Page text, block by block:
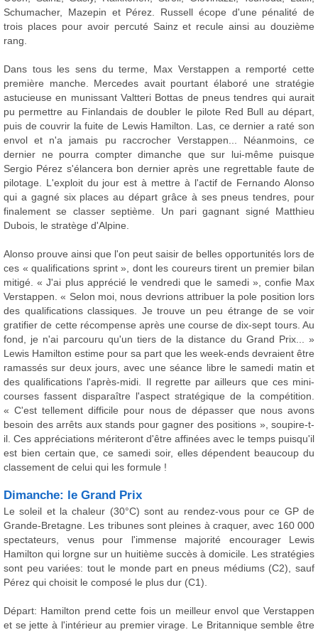
Schumacher, Mazepin et Pérez. Russell écope d'une pénalité de
trois places pour avoir percuté Sainz et recule ainsi au douzième
rang.
Dans tous les sens du terme, Max Verstappen a remporté cette
première manche. Mercedes avait pourtant élaboré une stratégie
astucieuse en munissant Valtteri Bottas de pneus tendres qui aurait
pu permettre au Finlandais de doubler le pilote Red Bull au départ,
puis de couvrir la fuite de Lewis Hamilton. Las, ce dernier a raté son
envol et n'a jamais pu raccrocher Verstappen... Néanmoins, ce
dernier ne pourra compter dimanche que sur lui-même puisque
Sergio Pérez s'élancera bon dernier après une regrettable faute de
pilotage. L'exploit du jour est à mettre à l'actif de Fernando Alonso
qui a gagné six places au départ grâce à ses pneus tendres, pour
finalement se classer septième. Un pari gagnant signé Matthieu
Dubois, le stratège d'Alpine.
Alonso prouve ainsi que l'on peut saisir de belles opportunités lors de
ces « qualifications sprint », dont les coureurs tirent un premier bilan
mitigé. « J'ai plus apprécié le vendredi que le samedi », confie Max
Verstappen. « Selon moi, nous devrions attribuer la pole position lors
des qualifications classiques. Je trouve un peu étrange de se voir
gratifier de cette récompense après une course de dix-sept tours. Au
fond, je n'ai parcouru qu'un tiers de la distance du Grand Prix... »
Lewis Hamilton estime pour sa part que les week-ends devraient être
ramassés sur deux jours, avec une séance libre le samedi matin et
des qualifications l'après-midi. Il regrette par ailleurs que ces mini-
courses fassent disparaître l'aspect stratégique de la compétition.
« C'est tellement difficile pour nous de dépasser que nous avons
besoin des arrêts aux stands pour gagner des positions », soupire-t-
il. Ces appréciations mériteront d'être affinées avec le temps puisqu'il
est bien certain que, ce samedi soir, elles dépendent beaucoup du
classement de celui qui les formule !
Dimanche: le Grand Prix
Le soleil et la chaleur (30°C) sont au rendez-vous pour ce GP de
Grande-Bretagne. Les tribunes sont pleines à craquer, avec 160 000
spectateurs, venus pour l'immense majorité encourager Lewis
Hamilton qui lorgne sur un huitième succès à domicile. Les stratégies
sont peu variées: tout le monde part en pneus médiums (C2), sauf
Pérez qui choisit le composé le plus dur (C1).
Départ: Hamilton prend cette fois un meilleur envol que Verstappen
et se jette à l'intérieur au premier virage. Le Britannique semble être